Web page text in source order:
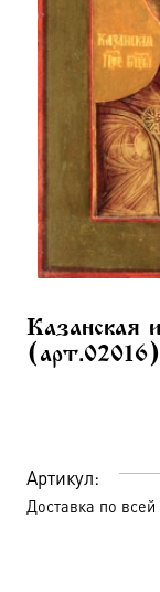
Казанская
(арт.02016)
Артикул:
Доставка по всей